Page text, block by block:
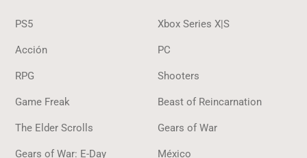
PS5 Xbox Series X|S
Acción PC
RPG Shooters
Game Freak Beast of Reincarnation
The Elder Scrolls Gears of War
Gears of War: E-Day México